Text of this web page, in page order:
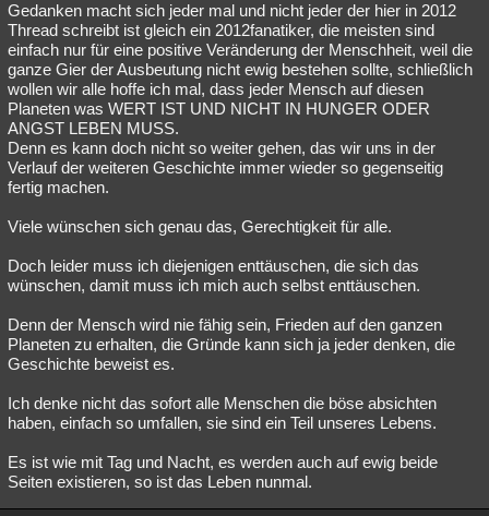
Gedanken macht sich jeder mal und nicht jeder der hier in 2012
Thread schreibt ist gleich ein 2012fanatiker, die meisten sind
einfach nur für eine positive Veränderung der Menschheit, weil die
ganze Gier der Ausbeutung nicht ewig bestehen sollte, schließlich
wollen wir alle hoffe ich mal, dass jeder Mensch auf diesen
Planeten was WERT IST UND NICHT IN HUNGER ODER
ANGST LEBEN MUSS.
Denn es kann doch nicht so weiter gehen, das wir uns in der
Verlauf der weiteren Geschichte immer wieder so gegenseitig
fertig machen.
Viele wünschen sich genau das, Gerechtigkeit für alle.
Doch leider muss ich diejenigen enttäuschen, die sich das
wünschen, damit muss ich mich auch selbst enttäuschen.
Denn der Mensch wird nie fähig sein, Frieden auf den ganzen
Planeten zu erhalten, die Gründe kann sich ja jeder denken, die
Geschichte beweist es.
Ich denke nicht das sofort alle Menschen die böse absichten
haben, einfach so umfallen, sie sind ein Teil unseres Lebens.
Es ist wie mit Tag und Nacht, es werden auch auf ewig beide
Seiten existieren, so ist das Leben nunmal.